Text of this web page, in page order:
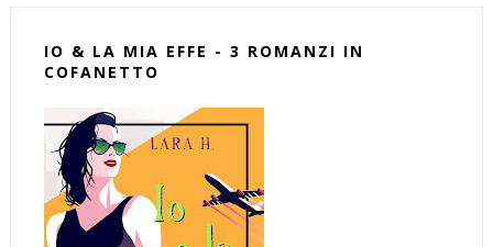
IO & LA MIA EFFE - 3 ROMANZI IN
COFANETTO